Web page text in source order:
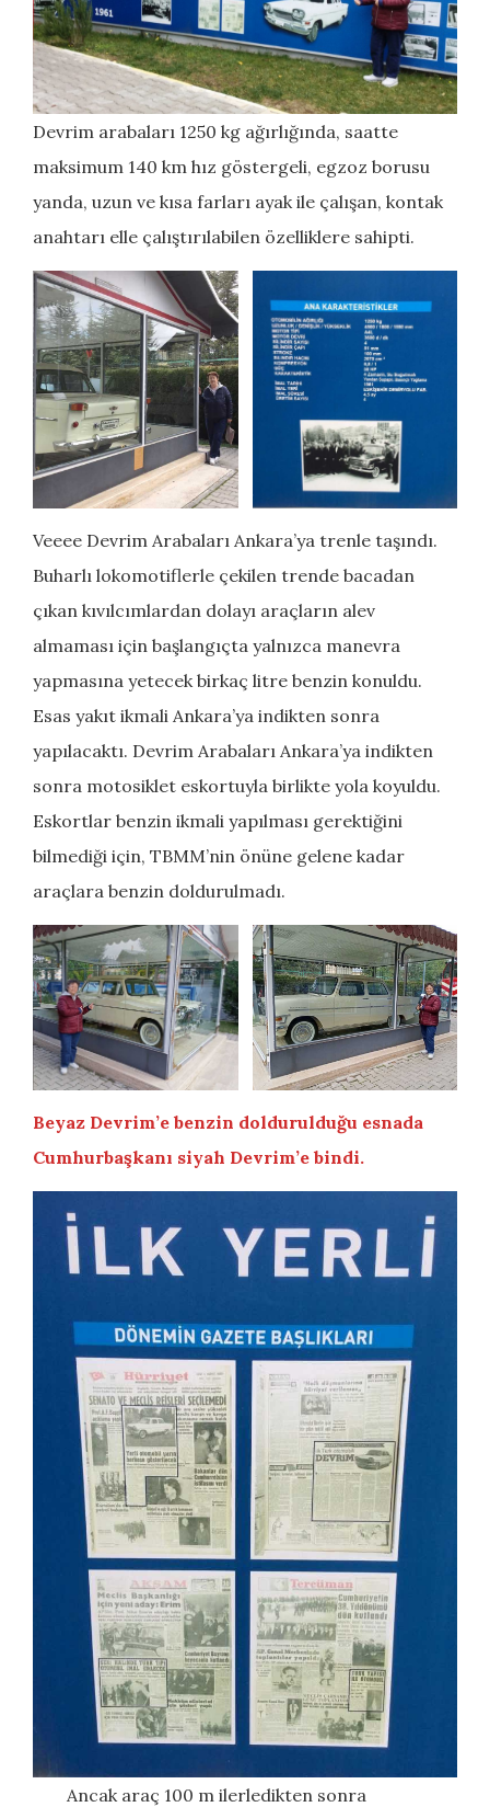
Devrim arabaları 1250 kg ağırlığında, saatte
maksimum 140 km hız göstergeli, egzoz borusu
yanda, uzun ve kısa farları ayak ile çalışan, kontak
anahtarı elle çalıştırılabilen özelliklere sahipti.
Veeee Devrim Arabaları Ankara’ya trenle taşındı.
Buharlı lokomotiflerle çekilen trende bacadan
çıkan kıvılcımlardan dolayı araçların alev
almaması için başlangıçta yalnızca manevra
yapmasına yetecek birkaç litre benzin konuldu.
Esas yakıt ikmali Ankara’ya indikten sonra
yapılacaktı. Devrim Arabaları Ankara’ya indikten
sonra motosiklet eskortuyla birlikte yola koyuldu.
Eskortlar benzin ikmali yapılması gerektiğini
bilmediği için, TBMM’nin önüne gelene kadar
araçlara benzin doldurulmadı.
Beyaz Devrim’e benzin doldurulduğu esnada
Cumhurbaşkanı siyah Devrim’e bindi.
Ancak araç 100 m ilerledikten sonra